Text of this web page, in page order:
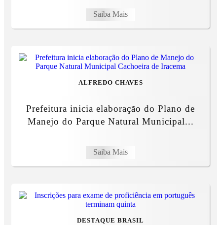
Saiba Mais
ALFREDO CHAVES
Prefeitura inicia elaboração do Plano de
Manejo do Parque Natural Municipal...
Saiba Mais
DESTAQUE BRASIL